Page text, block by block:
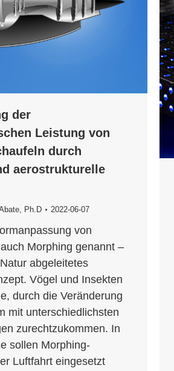
der
Leistung von
durch
aerostrukturelle
Ph.D 2022-06-07
von
Morphing genannt –
abgeleitetes
Vögel und Insekten
durch die Veränderung
mit unterschiedlichsten
zurechtzukommen. In
sollen Morphing-
Luftfahrt eingesetzt